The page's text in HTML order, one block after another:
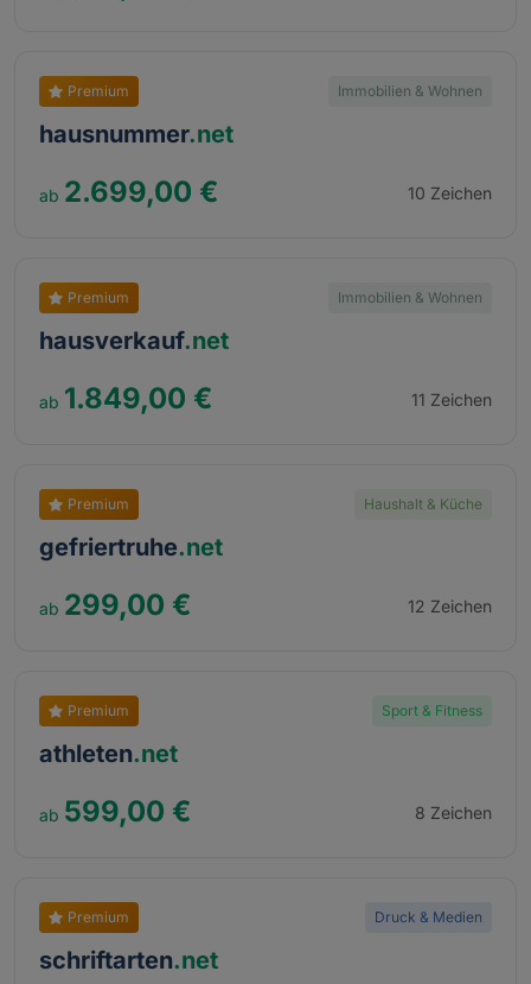
Premium Immobilien & Wohnen
hausnummer.net
2.699,00 € 10 Zeichen
Premium Immobilien & Wohnen
hausverkauf.net
1.849,00 € 11 Zeichen
Premium Haushalt & Küche
gefriertruhe.net
299,00 € 12 Zeichen
Premium Sport & Fitness
athleten.net
599,00 € 8 Zeichen
Premium Druck & Medien
schriftarten.net